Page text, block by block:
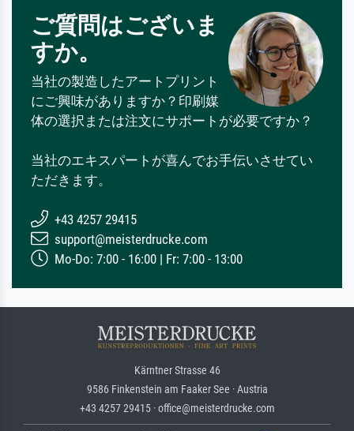
ご質問はございま
すか。
当社の製造したアートプリント
にご興味がありますか？印刷媒
体の選択または注文にサポートが必要ですか？
当社のエキスパートが喜んでお手伝いさせてい
ただきます。
+43 4257 29415
support@meisterdrucke.com
Mo-Do: 7:00 - 16:00 | Fr: 7:00 - 13:00
Kärntner Strasse 46
9586 Finkenstein am Faaker See · Austria
+43 4257 29415 · office@meisterdrucke.com